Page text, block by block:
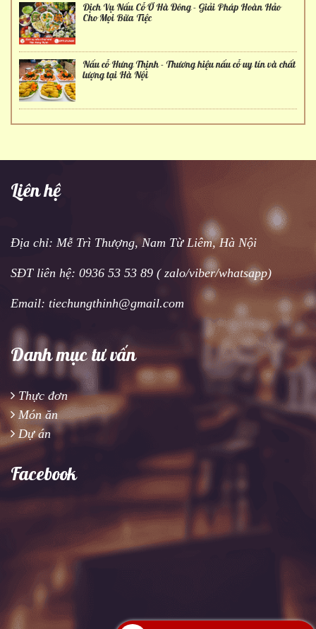
Dịch Vụ Nấu Cỗ Ở Hà Đông - Giải Pháp Hoàn Hảo
Cho Mọi Bữa Tiệc
Nấu cỗ Hưng Thịnh - Thương hiệu nấu cỗ uy tín và chất
lượng tại Hà Nội
Liên hệ
Địa chỉ: Mễ Trì Thượng, Nam Từ Liêm, Hà Nội
SĐT liên hệ: 0936 53 53 89 ( zalo/viber/whatsapp)
Email: tiechungthinh@gmail.com
Danh mục tư vấn
Thực đơn
Món ăn
Dự án
Facebook